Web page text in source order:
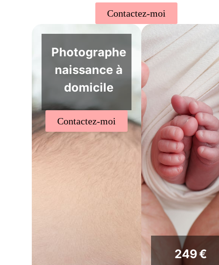
Contactez-moi
Photographe
naissance à
domicile
Contactez-moi
249 €